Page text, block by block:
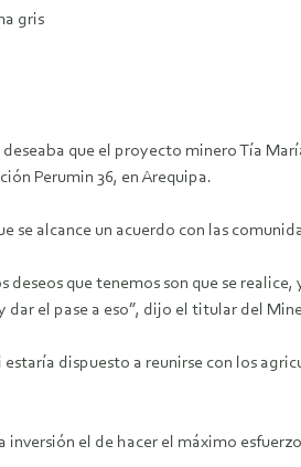
gris
que el proyecto minero Tía
Perumin 36, en Arequipa.
se alcance un acuerdo con las
que tenemos son que se
el pase a eso”, dijo el titular del
dispuesto a reunirse con los
inversión el de hacer el máximo